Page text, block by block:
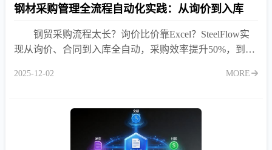
钢材采购管理全流程自动化实践：从询价到入库
钢贸采购流程太长？询价比价靠Excel？SteelFlow实
现从询价、合同到入库全自动，采购效率提升50%，到货
2025-12-02 MORE